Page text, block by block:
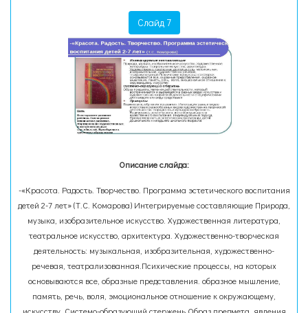
Слайд 7
Описание слайда:
-«Красота. Радость. Творчество. Программа эстетического воспитания
детей 2-7 лет» (Т.С. Комарова) Интегрируемые составляющие Природа,
музыка, изобразительное искусство. Художественная литература,
театральное искусство, архитектура. Художественно-творческая
деятельность: музыкальная, изобразительная, художественно-
речевая, театрализованная.Психические процессы, на которых
основываются все, образные представления. образное мышление,
память, речь, воля, эмоциональное отношение к окружающему,